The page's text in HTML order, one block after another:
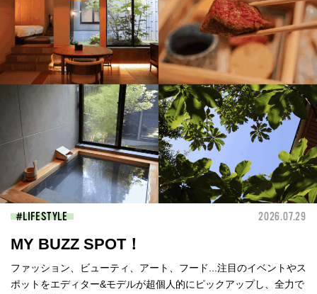
LIFESTYLE 2026.07.29
MY BUZZ SPOT！
ファッション、ビューティ、アート、フード...注目のイベントやス
ポットをエディター&モデルが超個人的にピックアップし、全力で